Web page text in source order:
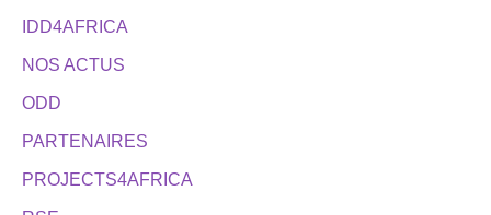
IDD4AFRICA
NOS ACTUS
ODD
PARTENAIRES
PROJECTS4AFRICA